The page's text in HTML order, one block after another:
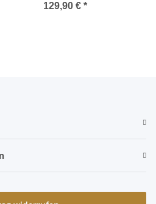
Zündung Elo Ciao
129,90 € *